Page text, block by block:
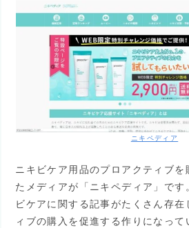
ニキペディア
ニキビケア用品のプロアクティブを
たメディアが「ニキペディア」です
ビケアに関する記事がたくさん存在
ィブの購入を促進する作りになって